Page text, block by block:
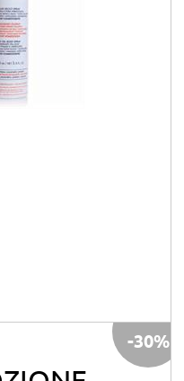
-30%